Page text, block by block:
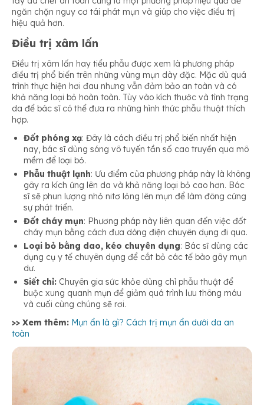
ngăn chặn nguy cơ tái phát mụn và giúp cho việc điều trị
hiệu quả hơn.
Điều trị xâm lấn
Điều trị xâm lấn hay tiểu phẫu được xem là phương pháp
điều trị phổ biến trên những vùng mụn dày đặc. Mặc dù quá
trình thực hiện hơi đau nhưng vẫn đảm bảo an toàn và có
khả năng loại bỏ hoàn toàn. Tùy vào kích thước và tình trạng
da để bác sĩ có thể đưa ra những hình thức phẫu thuật thích
hợp.
Đốt phóng xạ: Đây là cách điều trị phổ biến nhất hiện
nay, bác sĩ dùng sóng vô tuyến tần số cao truyền qua mô
mềm để loại bỏ.
Phẫu thuật lạnh: Ưu điểm của phương pháp này là không
gây ra kích ứng lên da và khả năng loại bỏ cao hơn. Bác
sĩ sẽ phun lượng nhỏ nitơ lỏng lên mụn để làm đông cứng
sự phát triển.
Đốt cháy mụn: Phương pháp này liên quan đến việc đốt
cháy mụn bằng cách đưa dòng điện chuyên dụng đi qua.
Loại bỏ bằng dao, kéo chuyên dụng: Bác sĩ dùng các
dụng cụ y tế chuyên dụng để cắt bỏ các tế bào gây mụn
dư.
Siết chỉ: Chuyên gia sức khỏe dùng chỉ phẫu thuật để
buộc xung quanh mụn để giảm quá trình lưu thông máu
và cuối cùng chúng sẽ rơi.
>> Xem thêm: Mụn ẩn là gì? Cách trị mụn ẩn dưới da an
toàn